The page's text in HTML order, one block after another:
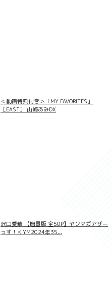
＜動画特典付き＞「MY FAVORITES」
［EAST］ 山崎あみDX
沢口愛華 【増量版 全50P】ヤンマガアザー
っす！＜YM2024年35...